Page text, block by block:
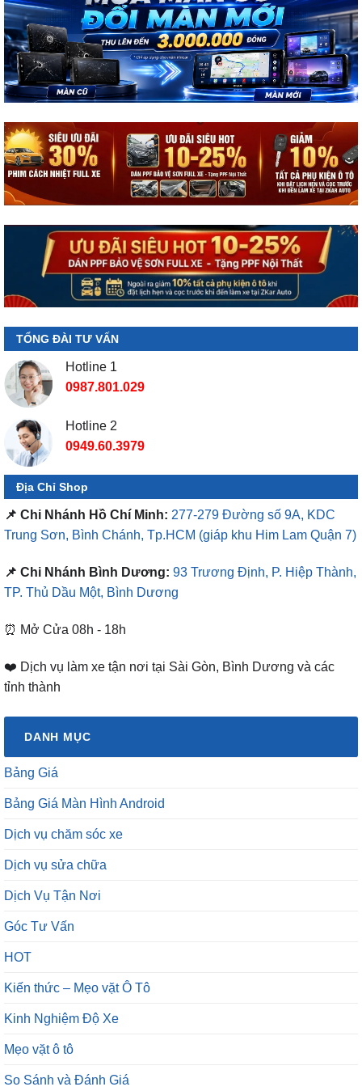
TỔNG ĐÀI TƯ VẤN
Hotline 1
0987.801.029
Hotline 2
0949.60.3979
Địa Chỉ Shop
📌 Chi Nhánh Hồ Chí Minh: 277-279 Đường số 9A, KDC
Trung Sơn, Bình Chánh, Tp.HCM (giáp khu Him Lam Quận 7)
📌 Chi Nhánh Bình Dương: 93 Trương Định, P. Hiệp Thành,
TP. Thủ Dầu Một, Bình Dương
⏰ Mở Cửa 08h - 18h
❤️ Dịch vụ làm xe tận nơi tại Sài Gòn, Bình Dương và các
tỉnh thành
DANH MỤC
Bảng Giá
Bảng Giá Màn Hình Android
Dịch vụ chăm sóc xe
Dịch vụ sửa chữa
Dịch Vụ Tận Nơi
Góc Tư Vấn
HOT
Kiến thức – Mẹo vặt Ô Tô
Kinh Nghiệm Độ Xe
Mẹo vặt ô tô
So Sánh và Đánh Giá